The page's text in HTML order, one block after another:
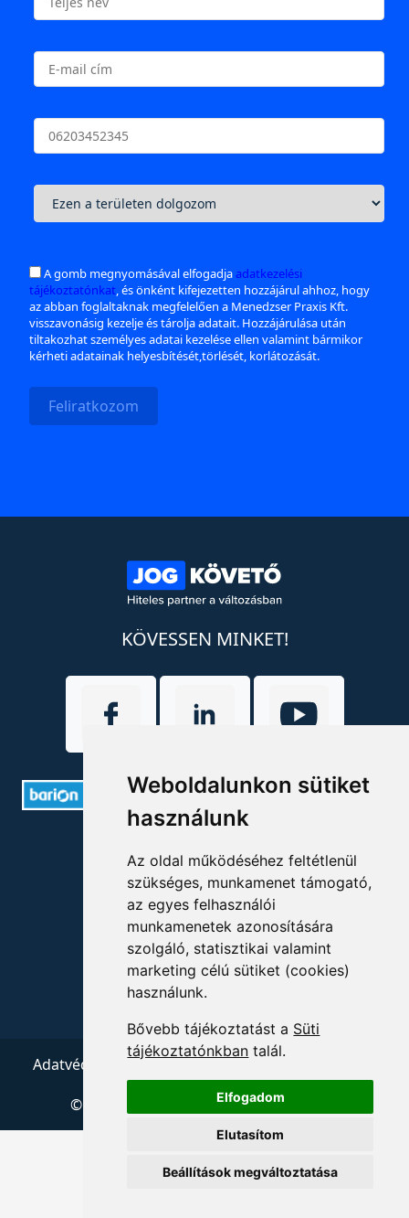
Weboldalunkon sütiket
használunk
Az oldal működéséhez feltétlenül
szükséges, munkamenet támogató,
az egyes felhasználói
munkamenetek azonosítására
szolgáló, statisztikai valamint
marketing célú sütiket (cookies)
használunk.
Bővebb tájékoztatást a Süti
tájékoztatónkban talál.
Elfogadom
Elutasítom
Beállítások megváltoztatása
A gomb megnyomásával elfogadjaadatkezelési
tájékoztatónkat, és önként kifejezetten hozzájárul ahhoz, hogy
az abban foglaltaknak megfelelően a Menedzser Praxis Kft.
visszavonásig kezelje és tárolja adatait. Hozzájárulása után
tiltakozhat személyes adatai kezelése ellen valamint bármikor
kérheti adatainak helyesbítését,törlését, korlátozását.
Feliratkozom
KÖVESSEN MINKET!
+36 1 880 7600
info@mprx.hu
Adatvédelem ÁSZF Impresszum
© 2026 Copyright:
Menedzserpraxis.hu